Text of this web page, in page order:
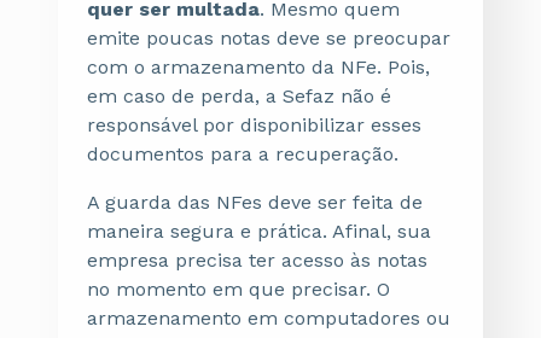
quer ser multada. Mesmo quem
emite poucas notas deve se preocupar
com o armazenamento da NFe. Pois,
em caso de perda, a Sefaz não é
responsável por disponibilizar esses
documentos para a recuperação.
A guarda das NFes deve ser feita de
maneira segura e prática. Afinal, sua
empresa precisa ter acesso às notas
no momento em que precisar. O
armazenamento em computadores ou